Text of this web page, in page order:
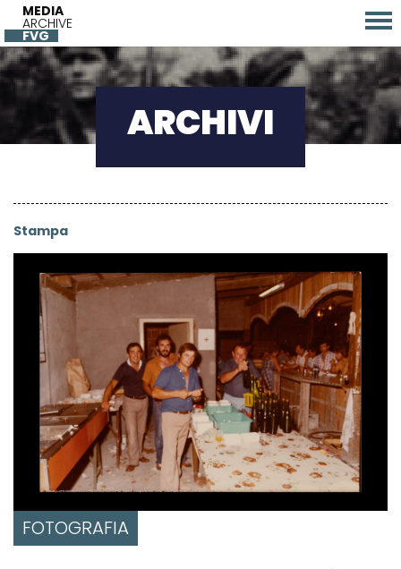
MEDIA
ARCHIVE
FVG
ARCHIVI
Stampa
FOTOGRAFIA